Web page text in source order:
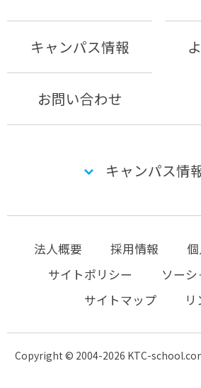
キャンパス情報
お問い合わせ
キャンパス情
法人概要 採用情報
サイトポリシー
ソー
サイトマップ
Copyright © 2004-2026 KTC-